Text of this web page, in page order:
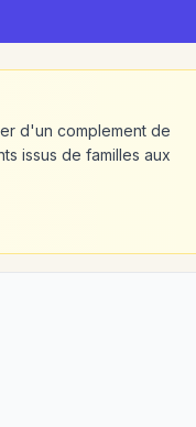
d'un complement de
issus de familles aux